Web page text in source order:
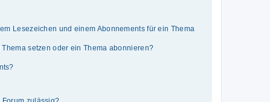
Lesezeichen und einem Abonnements für ein Thema
setzen oder ein Thema abonnieren?